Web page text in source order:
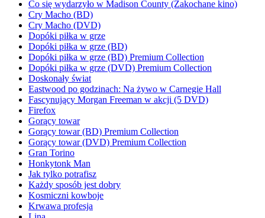
Co się wydarzyło w Madison County (Zakochane kino)
Cry Macho (BD)
Cry Macho (DVD)
Dopóki piłka w grze
Dopóki piłka w grze (BD)
Dopóki piłka w grze (BD) Premium Collection
Dopóki piłka w grze (DVD) Premium Collection
Doskonały świat
Eastwood po godzinach: Na żywo w Carnegie Hall
Fascynujący Morgan Freeman w akcji (5 DVD)
Firefox
Gorący towar
Gorący towar (BD) Premium Collection
Gorący towar (DVD) Premium Collection
Gran Torino
Honkytonk Man
Jak tylko potrafisz
Każdy sposób jest dobry
Kosmiczni kowboje
Krwawa profesja